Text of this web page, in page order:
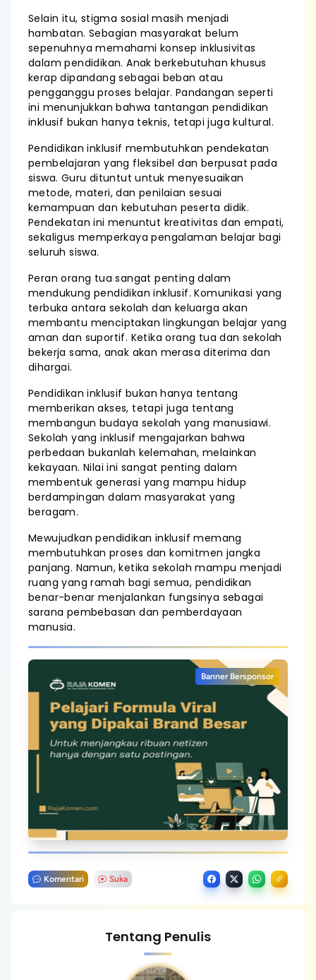
Selain itu, stigma sosial masih menjadi
hambatan. Sebagian masyarakat belum
sepenuhnya memahami konsep inklusivitas
dalam pendidikan. Anak berkebutuhan khusus
kerap dipandang sebagai beban atau
pengganggu proses belajar. Pandangan seperti
ini menunjukkan bahwa tantangan pendidikan
inklusif bukan hanya teknis, tetapi juga kultural.
Pendidikan inklusif membutuhkan pendekatan
pembelajaran yang fleksibel dan berpusat pada
siswa. Guru dituntut untuk menyesuaikan
metode, materi, dan penilaian sesuai
kemampuan dan kebutuhan peserta didik.
Pendekatan ini menuntut kreativitas dan empati,
sekaligus memperkaya pengalaman belajar bagi
seluruh siswa.
Peran orang tua sangat penting dalam
mendukung pendidikan inklusif. Komunikasi yang
terbuka antara sekolah dan keluarga akan
membantu menciptakan lingkungan belajar yang
aman dan suportif. Ketika orang tua dan sekolah
bekerja sama, anak akan merasa diterima dan
dihargai.
Pendidikan inklusif bukan hanya tentang
memberikan akses, tetapi juga tentang
membangun budaya sekolah yang manusiawi.
Sekolah yang inklusif mengajarkan bahwa
perbedaan bukanlah kelemahan, melainkan
kekayaan. Nilai ini sangat penting dalam
membentuk generasi yang mampu hidup
berdampingan dalam masyarakat yang
beragam.
Mewujudkan pendidikan inklusif memang
membutuhkan proses dan komitmen jangka
panjang. Namun, ketika sekolah mampu menjadi
ruang yang ramah bagi semua, pendidikan
benar-benar menjalankan fungsinya sebagai
sarana pembebasan dan pemberdayaan
manusia.
Banner Bersponsor
Komentari Suka
Tentang Penulis